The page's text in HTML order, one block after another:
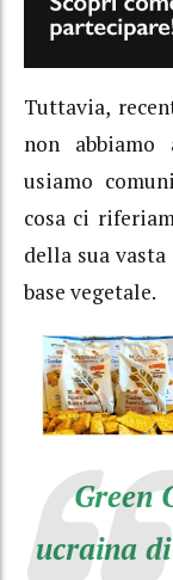
Tuttavia,
non abbiamo
usiamo
cosa ci
della sua
base vegetale.
Green
ucraina